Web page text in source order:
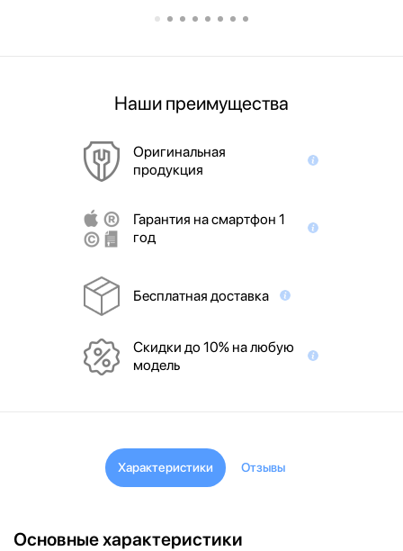
Наши преимущества
Оригинальная
продукция
Гарантия на смартфон 1
год
Бесплатная доставка
Скидки до 10% на любую
модель
Характеристики Отзывы
Основные характеристики